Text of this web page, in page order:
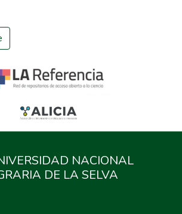
NACIONAL
DE LA SELVA